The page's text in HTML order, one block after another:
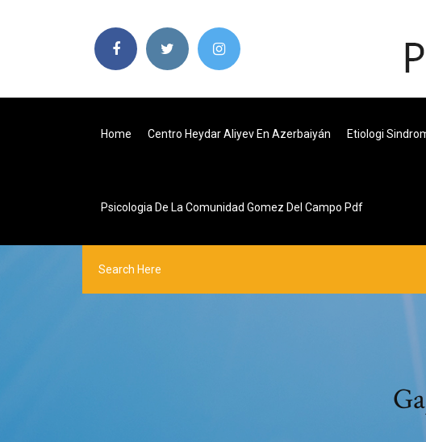
Home Centro Heydar Aliyev En Azerbaiyán Etiologi
Psicologia De La Comunidad Gomez Del Campo Pdf